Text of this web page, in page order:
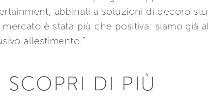
abbinati a soluzioni di decoro
è stata più che positiva: siamo già
allestimento.”
SCOPRI DI PIÙ